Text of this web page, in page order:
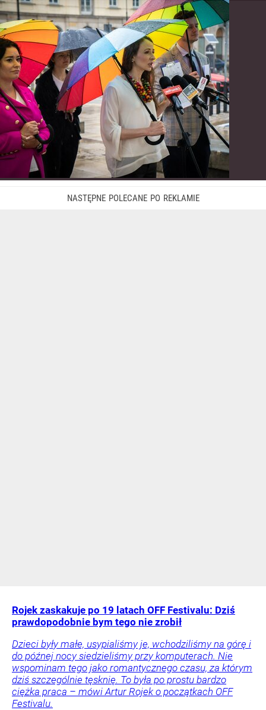
Rojek zaskakuje po 19 latach OFF Festivalu: Dziś
prawdopodobnie bym tego nie zrobił
Dzieci były małe, usypialiśmy je, wchodziliśmy na górę i
do późnej nocy siedzieliśmy przy komputerach. Nie
wspominam tego jako romantycznego czasu, za którym
dziś szczególnie tęsknię. To była po prostu bardzo
ciężka praca – mówi Artur Rojek o początkach OFF
Festivalu.